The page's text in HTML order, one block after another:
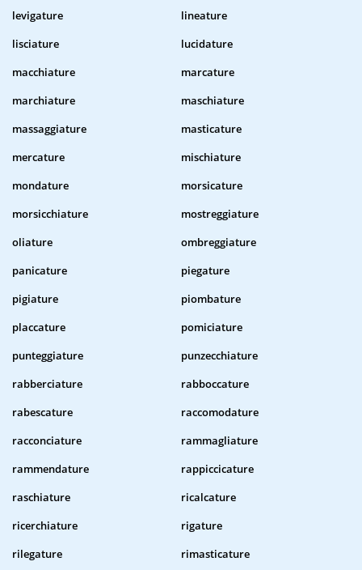
levigature
lineature
lisciature
lucidature
macchiature
marcature
marchiature
maschiature
massaggiature
masticature
mercature
mischiature
mondature
morsicature
morsicchiature
mostreggiature
oliature
ombreggiature
panicature
piegature
pigiature
piombature
placcature
pomiciature
punteggiature
punzecchiature
rabberciature
rabboccature
rabescature
raccomodature
racconciature
rammagliature
rammendature
rappiccicature
raschiature
ricalcature
ricerchiature
rigature
rilegature
rimasticature